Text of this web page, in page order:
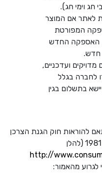
חג וימי חג).
לאתר אם המוצר
המפורטת
האספקה החדש
חדש.
ועדכניים,
לחברה בגלל
בתשלום בגין
להוראות חוק הגנת הצרכן
והתקנות שהותקנו על פיו, התשמ"א 1981 (להלן
http://
לגרוע מהאמור: